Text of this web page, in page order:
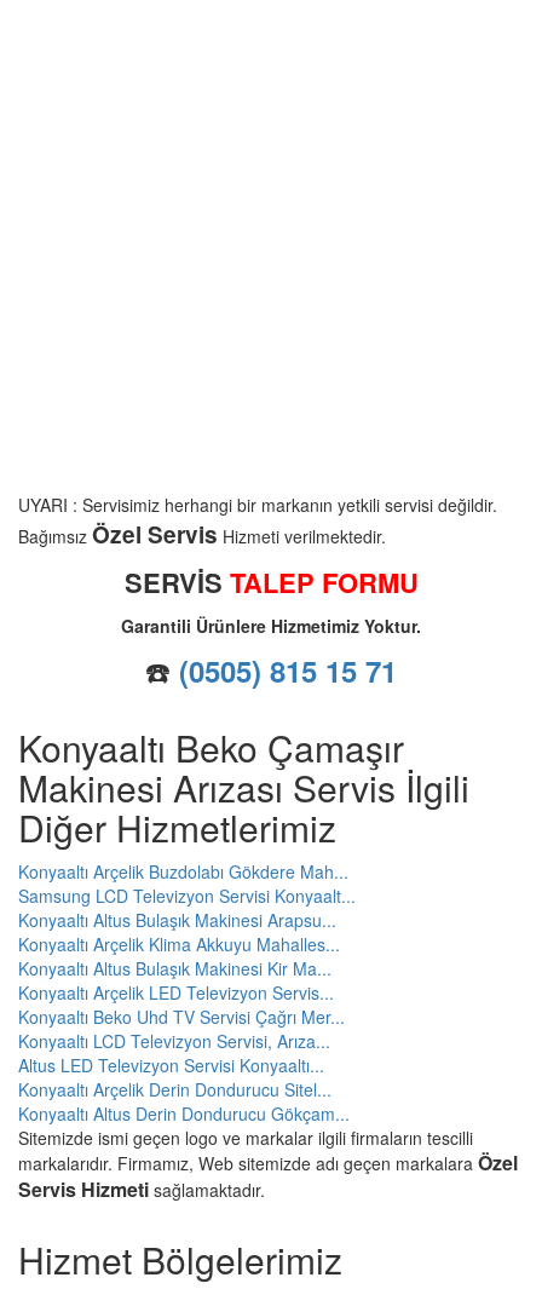
UYARI : Servisimiz herhangi bir markanın yetkili servisi değildir.
Bağımsız Özel Servis Hizmeti verilmektedir.
SERVİS TALEP FORMU
Garantili Ürünlere Hizmetimiz Yoktur.
☎️ (0505) 815 15 71
Konyaaltı Beko Çamaşır
Makinesi Arızası Servis İlgili
Diğer Hizmetlerimiz
Konyaaltı Arçelik Buzdolabı Gökdere Mah...
Samsung LCD Televizyon Servisi Konyaalt...
Konyaaltı Altus Bulaşık Makinesi Arapsu...
Konyaaltı Arçelik Klima Akkuyu Mahalles...
Konyaaltı Altus Bulaşık Makinesi Kir Ma...
Konyaaltı Arçelik LED Televizyon Servis...
Konyaaltı Beko Uhd TV Servisi Çağrı Mer...
Konyaaltı LCD Televizyon Servisi, Arıza...
Altus LED Televizyon Servisi Konyaaltı...
Konyaaltı Arçelik Derin Dondurucu Sitel...
Konyaaltı Altus Derin Dondurucu Gökçam...
Sitemizde ismi geçen logo ve markalar ilgili firmaların tescilli
markalarıdır. Firmamız, Web sitemizde adı geçen markalara Özel
Servis Hizmeti sağlamaktadır.
Hizmet Bölgelerimiz